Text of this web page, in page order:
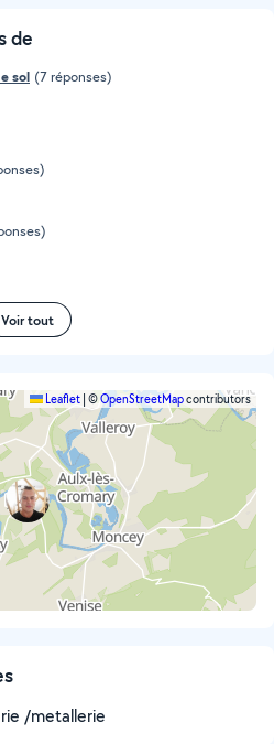
de
sol (7 réponses)
Voir tout
Leaflet ©OpenStreetMapcontributors
/metallerie